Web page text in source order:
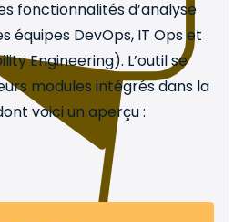
fonctionnalités d’analyse
équipes DevOps, IT Ops et
Engineering). L’outil se
modules intégrés dans la
voici un aperçu :